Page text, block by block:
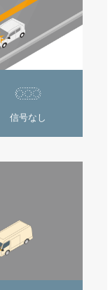
信号なし